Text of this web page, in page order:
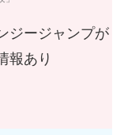
ジージャンプが
報あり